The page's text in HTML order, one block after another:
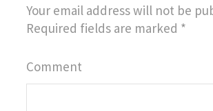
Your email address will not be
Required fields are marked *
Comment